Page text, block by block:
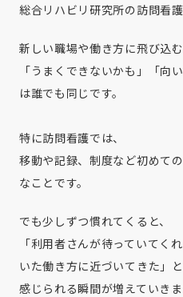
総合リハビリ研究所の訪問看
新しい職場や働き方に飛び込む
「うまくできないかも」「向
は誰でも同じです。
特に訪問看護では、
移動や記録、制度など初めて
なことです。
でも少しずつ慣れてくると、
「利用者さんが待っていてく
いた働き方に近づいてきた」と
感じられる瞬間が増えていきま